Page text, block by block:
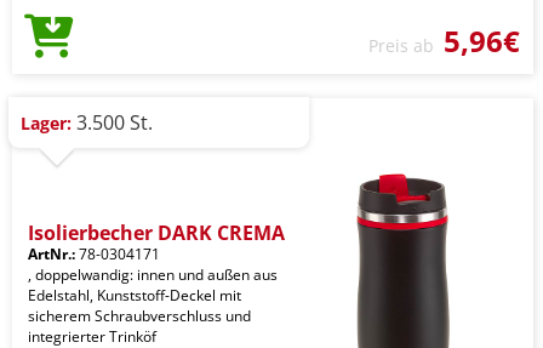
Preis ab 5,96€
Lager: 3.500 St.
Isolierbecher DARK CREMA
ArtNr.:78-0304171
, doppelwandig: innen und außen aus
Edelstahl, Kunststoff-Deckel mit
sicherem Schraubverschluss und
integrierter Trinköf